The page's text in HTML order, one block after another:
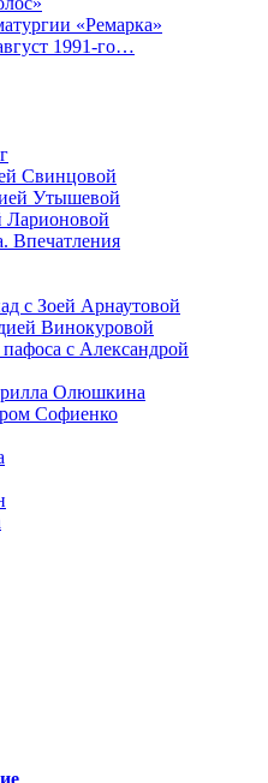
«Ремарка»
1991-го…
Свинцовой
Утышевой
Впечатления
с Зоей Арнаутовой
Винокуровой
с Александрой
Олюшкина
Софиенко